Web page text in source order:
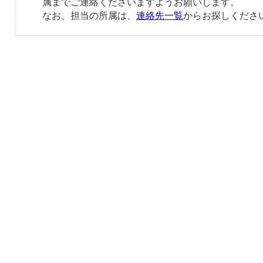
属までご連絡くださいますようお願いします。
なお、担当の所属は、 連絡先一覧からお探しくださ